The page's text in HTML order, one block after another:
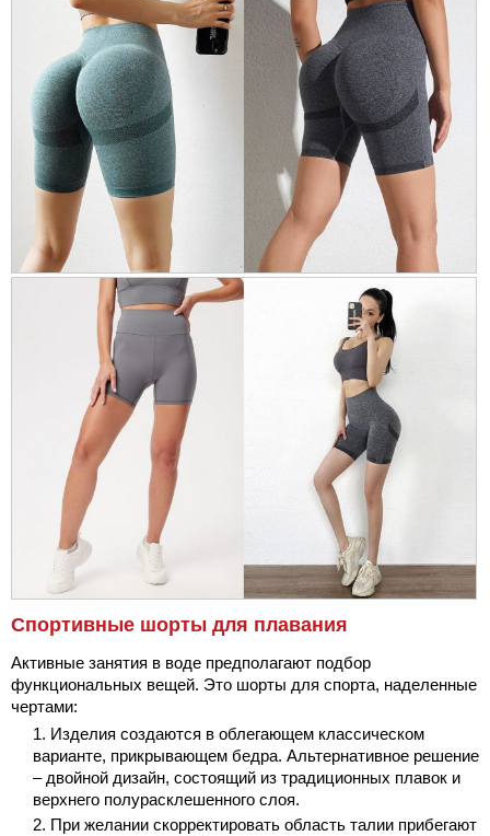
Спортивные шорты для плавания
Активные занятия в воде предполагают подбор
функциональных вещей. Это шорты для спорта, наделенные
чертами:
Изделия создаются в облегающем классическом
варианте, прикрывающем бедра. Альтернативное решение
– двойной дизайн, состоящий из традиционных плавок и
верхнего полурасклешенного слоя.
При желании скорректировать область талии прибегают